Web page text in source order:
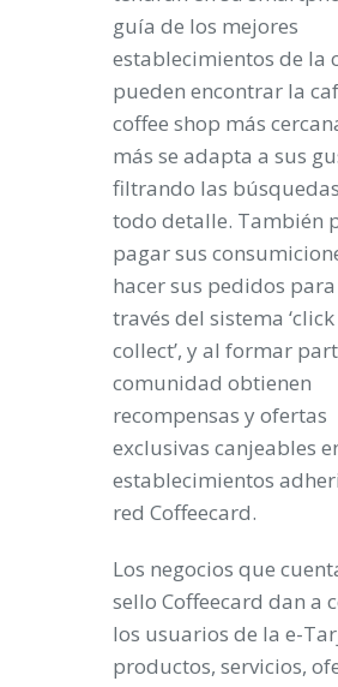
guía de los mejores
establecimientos de la
pueden encontrar la
coffee shop más
más se adapta a sus
filtrando las
todo detalle. También
pagar sus
hacer sus pedidos
través del sistema
collect’, y al formar
comunidad obtienen
recompensas y ofertas
exclusivas canjeables
establecimientos
red Coffeecard.
Los negocios que
sello Coffeecard dan a
los usuarios de la e-
productos, servicios,